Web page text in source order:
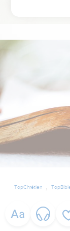
TopChrétien